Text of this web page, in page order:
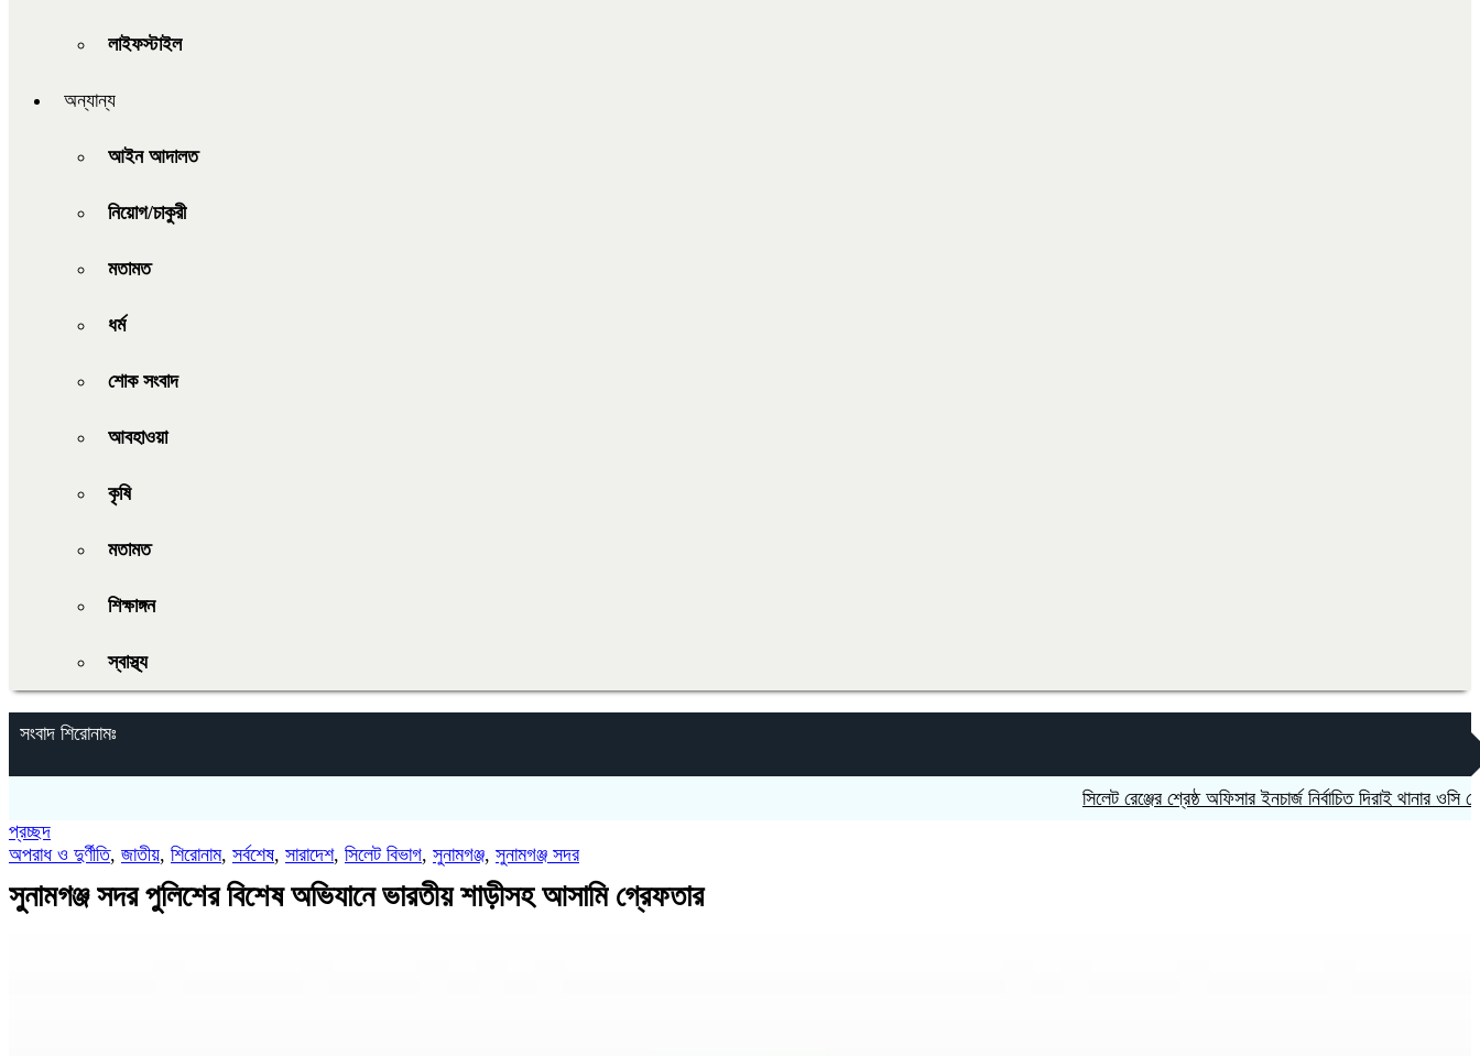
লাইফস্টাইল
অন্যান্য
আইন আদালত
নিয়োগ/চাকুরী
মতামত
ধর্ম
শোক সংবাদ
আবহাওয়া
কৃষি
মতামত
শিক্ষাঙ্গন
স্বাস্থ্য
সংবাদ শিরোনামঃ
‎সিলেট রেঞ্জের শ্রেষ্ঠ অফিসার ইনচার্জ নির্বাচিত দিরাই থানার ওসি মো.
প্রচ্ছদ
অপরাধ ও দুর্ণীতি, জাতীয়, শিরোনাম, সর্বশেষ, সারাদেশ, সিলেট বিভাগ, সুনামগঞ্জ, সুনামগঞ্জ সদর
সুনামগঞ্জ সদর পুলিশের বিশেষ অভিযানে ভারতীয় শাড়ীসহ আসামি গ্রেফতার